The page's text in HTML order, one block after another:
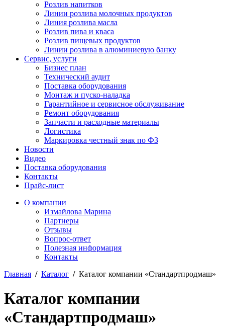
Розлив напитков
Линии розлива молочных продуктов
Линия розлива масла
Розлив пива и кваса
Розлив пищевых продуктов
Линии розлива в алюминиевую банку
Сервис, услуги
Бизнес план
Технический аудит
Поставка оборудования
Монтаж и пуско-наладка
Гарантийное и сервисное обслуживание
Ремонт оборудования
Запчасти и расходные материалы
Логистика
Маркировка честный знак по ФЗ
Новости
Видео
Поставка оборудования
Контакты
Прайс-лист
О компании
Измайлова Марина
Партнеры
Отзывы
Вопрос-ответ
Полезная информация
Контакты
Главная / Каталог / Каталог компании «Стандартпродмаш»
Каталог компании
«Стандартпродмаш»